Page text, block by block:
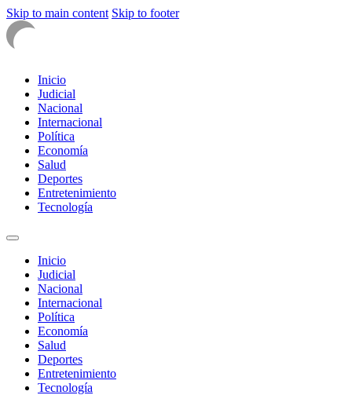
Skip to main content Skip to footer
Inicio
Judicial
Nacional
Internacional
Política
Economía
Salud
Deportes
Entretenimiento
Tecnología
Inicio
Judicial
Nacional
Internacional
Política
Economía
Salud
Deportes
Entretenimiento
Tecnología